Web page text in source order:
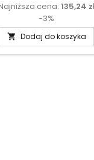
cena: 135,24
-3%
 Dodaj do koszyka